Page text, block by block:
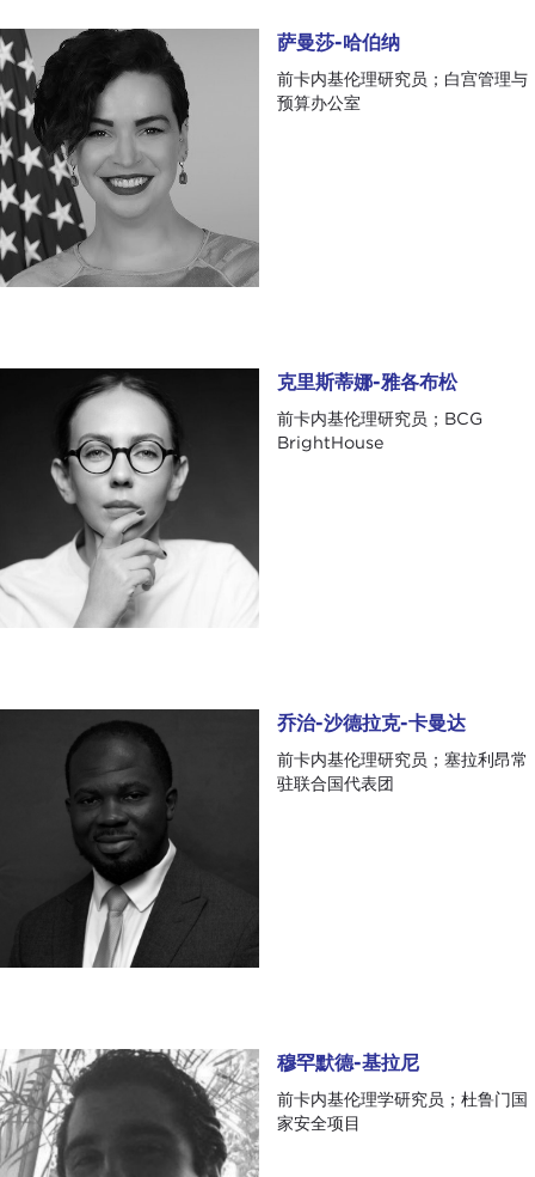
萨曼莎-哈伯纳 萨曼莎-哈伯纳
前卡内基伦理研究员；白宫管理与
预算办公室
克里斯蒂娜-雅各布松 克里斯蒂娜-雅各布松
前卡内基伦理研究员；BCG
BrightHouse
乔治-沙德拉克-卡曼达 乔治-沙德拉克-卡曼达
前卡内基伦理研究员；塞拉利昂常
驻联合国代表团
穆罕默德-基拉尼 穆罕默德-基拉尼
前卡内基伦理学研究员；杜鲁门国
家安全项目